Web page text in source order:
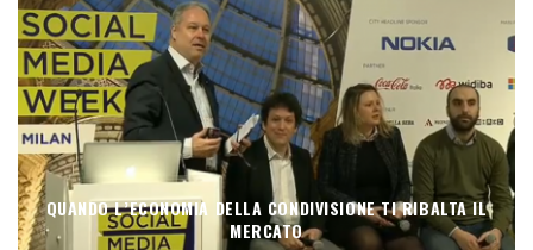
QUANDO L’ECONOMIA DELLA CONDIVISIONE TI RIBALTA IL
MERCATO